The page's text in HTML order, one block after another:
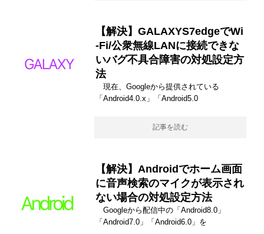
【解決】GALAXYS7edgeでWi
-Fi/公衆無線LANに接続できな
いバグ不具合障害の対処設定方
法
現在、Googleから提供されている
「Android4.0.x」「Android5.0
記事を読む
【解決】Androidでホーム画面
に音声検索のマイクが表示され
ない場合の対処設定方法
Googleから配信中の「Android8.0」
「Android7.0」「Android6.0」を